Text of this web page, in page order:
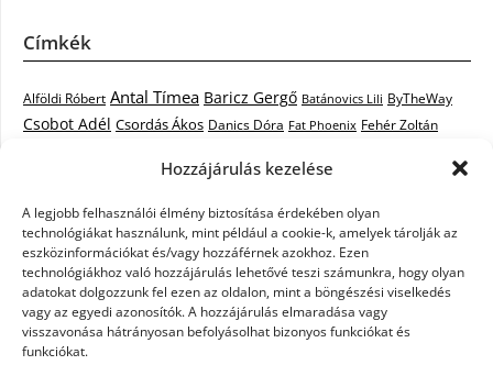
Hozzájárulás kezelése
A legjobb felhasználói élmény biztosítása érdekében olyan
technológiákat használunk, mint például a cookie-k, amelyek tárolják az
eszközinformációkat és/vagy hozzáférnek azokhoz. Ezen
technológiákhoz való hozzájárulás lehetővé teszi számunkra, hogy olyan
adatokat dolgozzunk fel ezen az oldalon, mint a böngészési viselkedés
vagy az egyedi azonosítók. A hozzájárulás elmaradása vagy
visszavonása hátrányosan befolyásolhat bizonyos funkciókat és
funkciókat.
Címkék
Alföldi Róbert Antal Tímea Baricz Gergő Batánovics Lili ByTheWay
Csobot Adél Csordás Ákos Danics Dóra Fat Phoenix Fehér Zoltán
Kovács László Stone
Krasznai Tünde Like LiL C. Malek Miklós mentor Muri Enikő
Nagy Feró Oláh Gergő Péterffy Lili Rocktenors RTL Klub
Cowell Szabó Dávid Szabó Ádám Szikora Róbert Takács Nikolas
Tarány Tamás Tóth Gabi Vastag Csaba Vastag Tamás
Kati X-factor X-FaktorX-Faktor videók